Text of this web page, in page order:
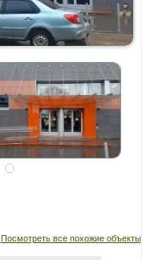
Посмотреть все похожие объекты